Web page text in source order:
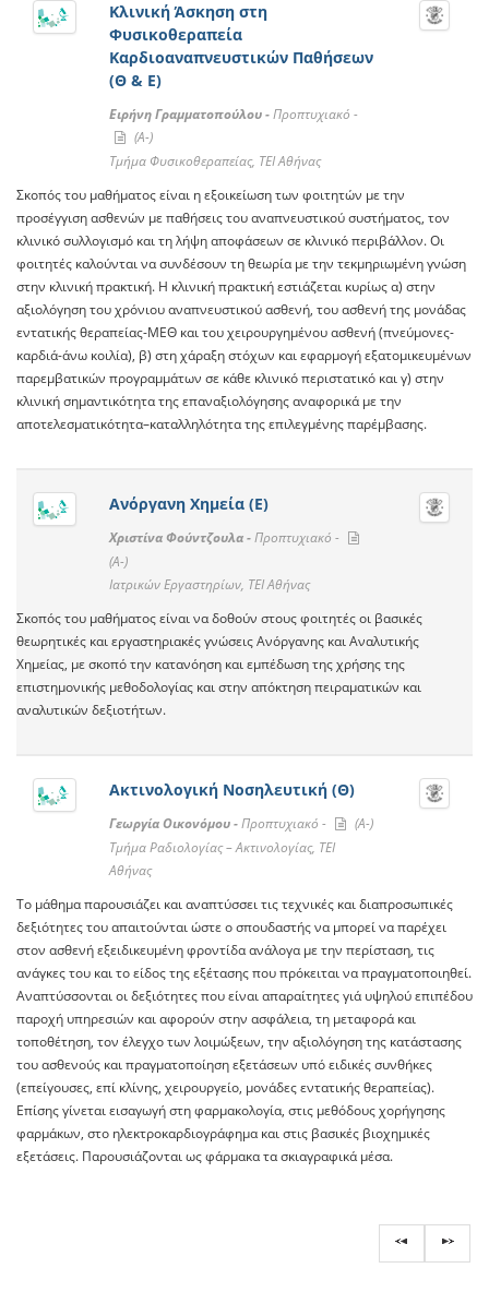
Κλινική Άσκηση στη
Φυσικοθεραπεία
Καρδιοαναπνευστικών Παθήσεων
(Θ & Ε)
Ειρήνη Γραμματοπούλου -Προπτυχιακό -
(A-)
Τμήμα Φυσικοθεραπείας, ΤΕΙ Αθήνας
Σκοπός του μαθήματος είναι η εξοικείωση των φοιτητών με την
προσέγγιση ασθενών με παθήσεις του αναπνευστικού συστήματος, τον
κλινικό συλλογισμό και τη λήψη αποφάσεων σε κλινικό περιβάλλον. Οι
φοιτητές καλούνται να συνδέσουν τη θεωρία με την τεκμηριωμένη γνώση
στην κλινική πρακτική. Η κλινική πρακτική εστιάζεται κυρίως α) στην
αξιολόγηση του χρόνιου αναπνευστικού ασθενή, του ασθενή της μονάδας
εντατικής θεραπείας-ΜΕΘ και του χειρουργημένου ασθενή (πνεύμονες-
καρδιά-άνω κοιλία), β) στη χάραξη στόχων και εφαρμογή εξατομικευμένων
παρεμβατικών προγραμμάτων σε κάθε κλινικό περιστατικό και γ) στην
κλινική σημαντικότητα της επαναξιολόγησης αναφορικά με την
αποτελεσματικότητα–καταλληλότητα της επιλεγμένης παρέμβασης.
Ανόργανη Χημεία (Ε)
Χριστίνα Φούντζουλα -Προπτυχιακό -
(A-)
Ιατρικών Εργαστηρίων, ΤΕΙ Αθήνας
Σκοπός του μαθήματος είναι να δοθούν στους φοιτητές οι βασικές
θεωρητικές και εργαστηριακές γνώσεις Ανόργανης και Αναλυτικής
Χημείας, με σκοπό την κατανόηση και εμπέδωση της χρήσης της
επιστημονικής μεθοδολογίας και στην απόκτηση πειραματικών και
αναλυτικών δεξιοτήτων.
Ακτινολογική Νοσηλευτική (Θ)
Γεωργία Οικονόμου -Προπτυχιακό -
(A-)
Τμήμα Ραδιολογίας – Ακτινολογίας, ΤΕΙ
Αθήνας
Το μάθημα παρουσιάζει και αναπτύσσει τις τεχνικές και διαπροσωπικές
δεξιότητες του απαιτούνται ώστε ο σπουδαστής να μπορεί να παρέχει
στον ασθενή εξειδικευμένη φροντίδα ανάλογα με την περίσταση, τις
ανάγκες του και το είδος της εξέτασης που πρόκειται να πραγματοποιηθεί.
Αναπτύσσονται οι δεξιότητες που είναι απαραίτητες γιά υψηλού επιπέδου
παροχή υπηρεσιών και αφορούν στην ασφάλεια, τη μεταφορά και
τοποθέτηση, τον έλεγχο των λοιμώξεων, την αξιολόγηση της κατάστασης
του ασθενούς και πραγματοποίηση εξετάσεων υπό ειδικές συνθήκες
(επείγουσες, επί κλίνης, χειρουργείο, μονάδες εντατικής θεραπείας).
Επίσης γίνεται εισαγωγή στη φαρμακολογία, στις μεθόδους χορήγησης
φαρμάκων, στο ηλεκτροκαρδιογράφημα και στις βασικές βιοχημικές
εξετάσεις. Παρουσιάζονται ως φάρμακα τα σκιαγραφικά μέσα.